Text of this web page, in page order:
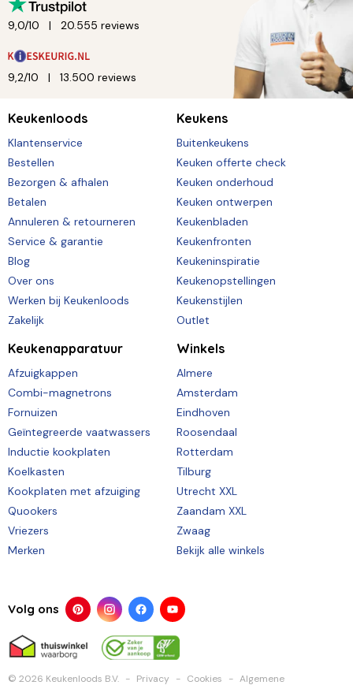
9,0/10 20.555 reviews
9,2/10 13.500 reviews
Keukenloods
Klantenservice
Bestellen
Bezorgen & afhalen
Betalen
Annuleren & retourneren
Service & garantie
Blog
Over ons
Werken bij Keukenloods
Zakelijk
Keukens
Buitenkeukens
Keuken offerte check
Keuken onderhoud
Keuken ontwerpen
Keukenbladen
Keukenfronten
Keukeninspiratie
Keukenopstellingen
Keukenstijlen
Outlet
Keukenapparatuur
Afzuigkappen
Combi-magnetrons
Fornuizen
Geïntegreerde vaatwassers
Inductie kookplaten
Koelkasten
Kookplaten met afzuiging
Quookers
Vriezers
Merken
Winkels
Almere
Amsterdam
Eindhoven
Roosendaal
Rotterdam
Tilburg
Utrecht XXL
Zaandam XXL
Zwaag
Bekijk alle winkels
Volg ons
© 2026 Keukenloods B.V. Privacy Cookies Algemene